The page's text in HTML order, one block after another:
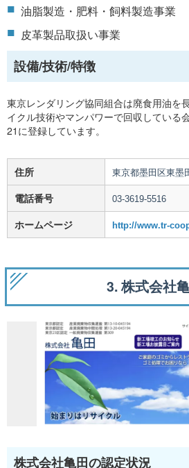
油脂製造・肥料・飼料製造事業
皮革製品取扱い事業
設備/技術/特徴
東京レンダリング協同組合は廃食用油を
イクル技術やマンパワーで回収している
21に登録しています。
住所 東京都墨田区東墨
電話番号 03-3619-5516
ホームページ http://www.tr-
3. 株式会社
株式会社亀田の認定状況